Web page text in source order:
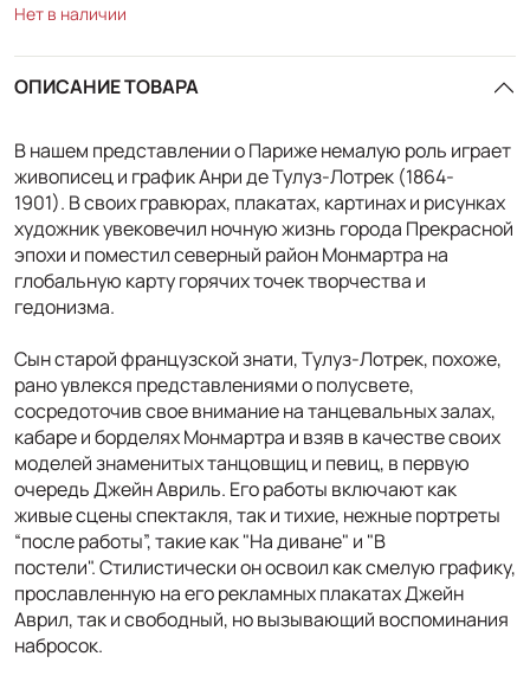
Нет в наличии
ОПИСАНИЕ ТОВАРА
В нашем представлении о Париже немалую роль играет
живописец и графикАнри де Тулуз-Лотрек (1864-
1901). В своих гравюрах, плакатах, картинах и рисунках
художникувековечил ночную жизнь города Прекрасной
эпохи и поместил северный район Монмартра на
глобальную карту горячих точек творчества и
гедонизма.
Сын старой французской знати, Тулуз-Лотрек, похоже,
рано увлекся представлениями о полусвете,
сосредоточив свое внимание натанцевальных залах,
кабаре и борделяхМонмартра и взяв в качестве своих
моделейзнаменитых танцовщиц и певиц, в первую
очередь Джейн Авриль. Его работы включают как
живые сцены спектакля, так и тихие, нежные портреты
“после работы”, такие как "На диване" и "В
постели".Стилистически он освоил как смелую графику,
прославленную на его рекламных плакатах Джейн
Аврил, так и свободный, но вызывающий воспоминания
набросок.